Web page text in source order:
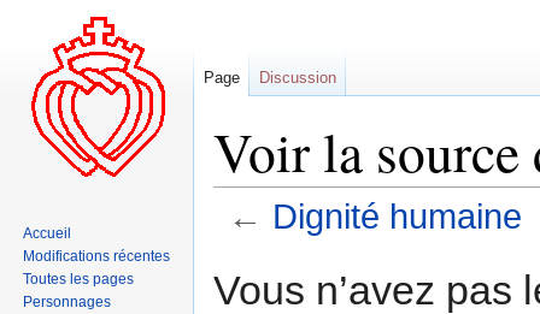
Voir la
← Dignité humaine
àà
Vous n’avez pas
Page Discussion
Accueil
Modifications récentes
Toutes les pages
Personnages